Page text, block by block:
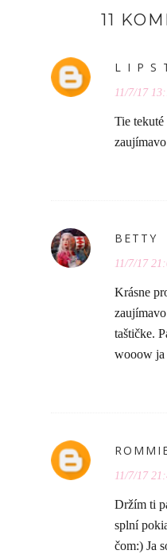
11
L I P S
11/7/17
Tie
BETTY
11/7/17
Krásne
taštičke.
wooow ja
11/7/17
Držím ti
splní
čom:) Ja